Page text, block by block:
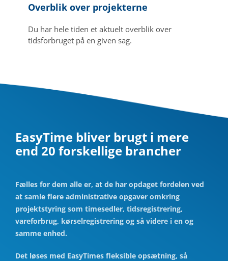
Overblik over projekterne
Du har hele tiden et aktuelt overblik over
tidsforbruget på en given sag.
EasyTime bliver brugt i mere
end 20 forskellige brancher
Fælles for dem alle er, at de har opdaget fordelen ved
at samle flere administrative opgaver omkring
projektstyring som timesedler, tidsregistrering,
vareforbrug, kørselregistrering og så videre i en og
samme enhed.
Det løses med EasyTimes fleksible opsætning, så